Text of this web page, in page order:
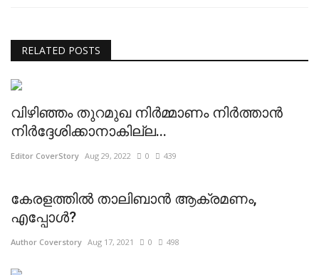
RELATED POSTS
വിഴിഞ്ഞം തുറമുഖ നിര്‍മ്മാണം നിര്‍ത്താന്‍
നിര്‍ദ്ദേശിക്കാനാകില്ല...
Editor CoverStory Aug 29, 2022 0 439
കേരളത്തിൽ താലിബാൻ ആക്രമണം,
എപ്പോൾ?
Author Coverstory Aug 17, 2021 0 498